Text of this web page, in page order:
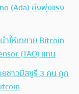
(Ada) ถึงพุ่งแรง
ให้เทขาย Bitcoin
(TAO) แทน
ชาวมิสซูรี 3 คน ถูก